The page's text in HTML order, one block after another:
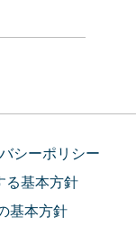
シーポリシー
る基本方針
基本方針